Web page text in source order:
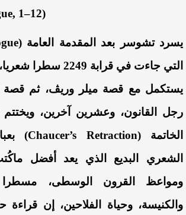
(General Prologue, 1–12)
يسرد تشوسر بعد المقدمة العامة (
التي جاءت في قرابة سطرا شعريا،
يستكملمع قصة ميلر وريڤ،ثم قصة
رجل
القانون، وعشرين آخرين، ويختتم
الخاتمة (
Chaucer’s Retraction
)
الشعري
البديع الذي يعد أفضل ماك
ومواعظ
القرون الوسطى، مسطرا
والكنيسة،وحياة الفلاحين، إن قراءة